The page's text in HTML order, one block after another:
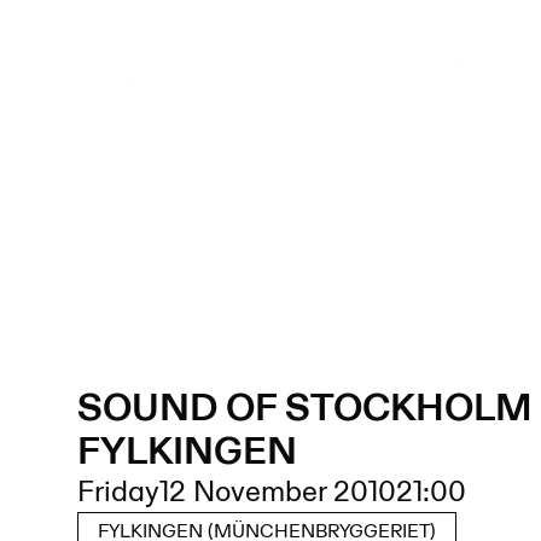
SOUND OF
FYLKINGEN
Friday12 November 201021:00
FYLKINGEN (MÜNCHENBRYGGERIET)